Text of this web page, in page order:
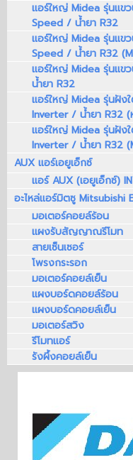
แอร์ใหญ่ Midea รุ่นแข
Speed / น้ำยา R32
แอร์ใหญ่ Midea รุ่นแข
Speed / น้ำยา R32
แอร์ใหญ่ Midea รุ่นแข
น้ำยา R32
แอร์ใหญ่ Midea รุ่นฝัง
Inverter / น้ำยา R32 (
แอร์ใหญ่ Midea รุ่นฝัง
Inverter / น้ำยา R32
AUX แอร์เอยูเอ็กซ์
แอร์ AUX (เอยูเอ็กซ์)
อะไหล่แอร์มิตซู Mitsubishi
มอเตอร์คอยล์ร้อน
แผงรับสัญญาณรีโมท
สายเซ็นเซอร์
โพรงกระรอก
มอเตอร์คอยล์เย็น
แผงบอร์ดคอยล์ร้อน
แผงบอร์ดคอยล์เย็น
มอเตอร์สวิง
รีโมทแอร์
รังผึ้งคอยล์เย็น